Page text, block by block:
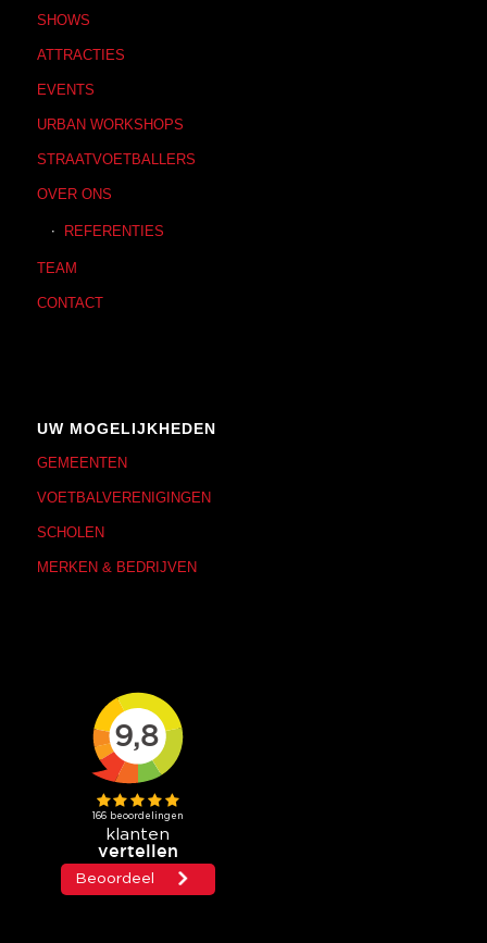
SHOWS
ATTRACTIES
EVENTS
URBAN WORKSHOPS
STRAATVOETBALLERS
OVER ONS
REFERENTIES
TEAM
CONTACT
UW MOGELIJKHEDEN
GEMEENTEN
VOETBALVERENIGINGEN
SCHOLEN
MERKEN & BEDRIJVEN